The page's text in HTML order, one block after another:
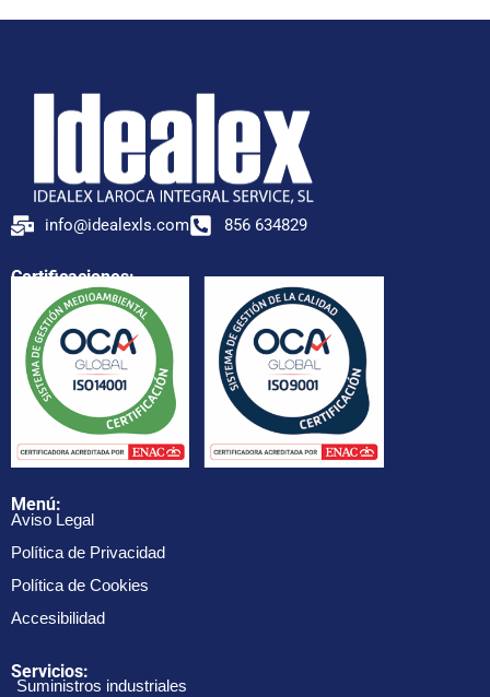
info@idealexls.com 856 634829
Certificaciones:
Menú:
Aviso Legal
Política de Privacidad
Política de Cookies
Accesibilidad
Servicios:
Suministros industriales